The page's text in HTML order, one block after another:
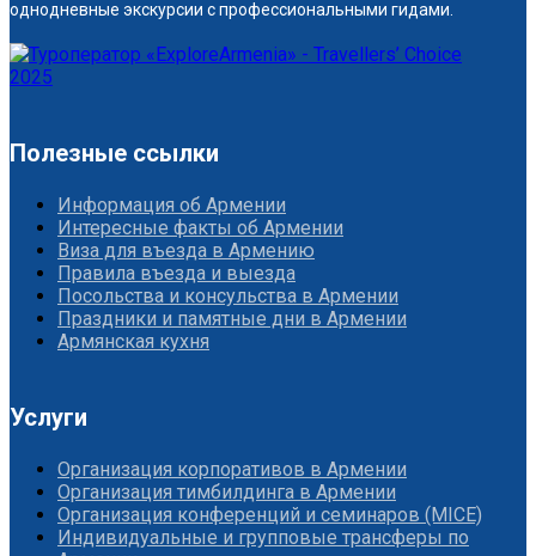
однодневные экскурсии с профессиональными гидами.
Полезные ссылки
Информация об Армении
Интересные факты об Армении
Виза для въезда в Армению
Правила въезда и выезда
Посольства и консульства в Армении
Праздники и памятные дни в Армении
Армянская кухня
Услуги
Организация корпоративов в Армении
Организация тимбилдинга в Армении
Организация конференций и семинаров (MICE)
Индивидуальные и групповые трансферы по